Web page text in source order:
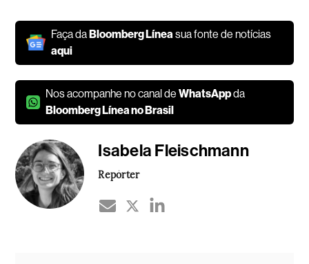
Faça daBloomberg Línea sua fonte de notícias
aqui
Nos acompanhe no canal deWhatsAppda
Bloomberg Línea no Brasil
Isabela Fleischmann
Repórter